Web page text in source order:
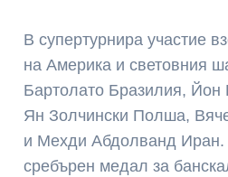
В супертурнира участие
на Америка и световния
Бартолато Бразилия,
Ян Золчински Полша,
и Мехди Абдолванд Иран.
сребърен медал за